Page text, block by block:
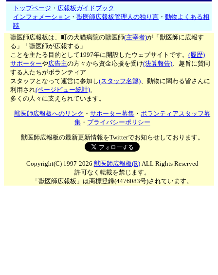
トップページ ・ 広報板ガイドブック
インフォメーション ・獣医師広報板管理人の独り言 ・動物よくある相
談
獣医師広報板は、町の犬猫病院の獣医師(主宰者)が「獣医師に広報す
る」「獣医師が広報する」
ことを主たる目的として1997年に開設したウェブサイトです。(履歴)
サポーターや広告主の方々から資金応援を受け(決算報告)、趣旨に賛同
する人たちがボランティア
スタッフとなって運営に参加し(スタッフ名簿)、動物に関わる皆さんに
利用され(ページビュー統計)、
多くの人々に支えられています。
獣医師広報板へのリンク ・サポーター募集 ・ボランティアスタッフ募
集・ プライバシーポリシー
獣医師広報板の最新更新情報をTwitterでお知らせしております。
Copyright(C) 1997-2026 獣医師広報板(R)ALL Rights Reserved
許可なく転載を禁じます。
「獣医師広報板」は商標登録(4476083号)されています。